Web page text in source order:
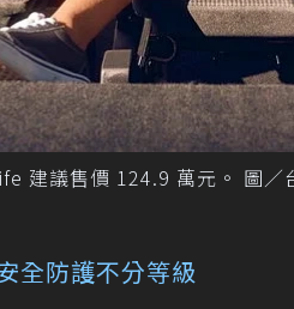
建議售價 124.9 萬元。 圖／
全防護不分等級